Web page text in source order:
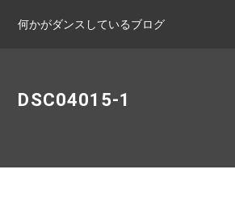
何かがダンスしているブログ
DSC04015-1